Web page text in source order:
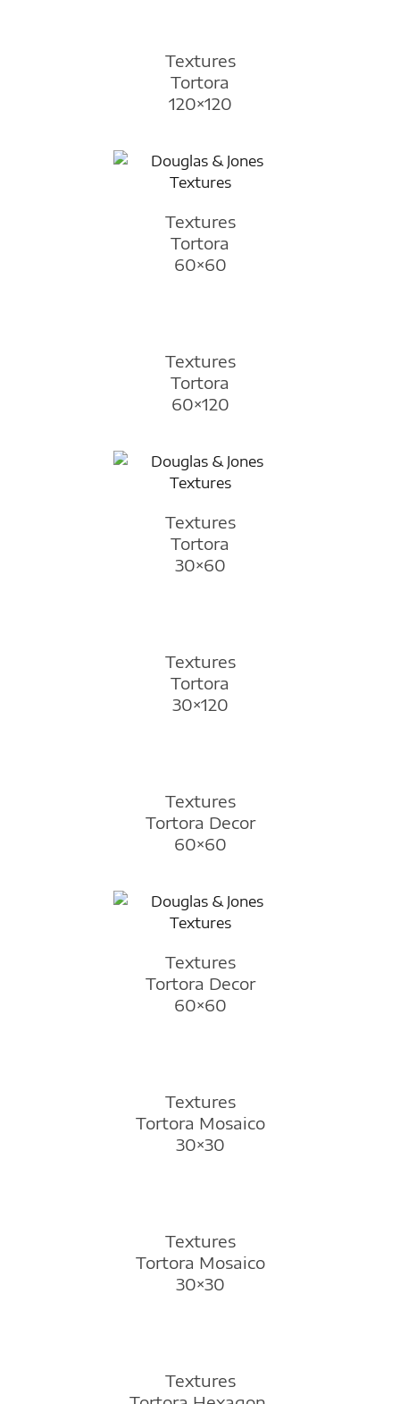
Textures
Tortora
120×120
Textures
Tortora
60×60
Textures
Tortora
60×120
Textures
Tortora
30×60
Textures
Tortora
30×120
Textures
Tortora Decor
60×60
Textures
Tortora Decor
60×60
Textures
Tortora Mosaico
30×30
Textures
Tortora Mosaico
30×30
Textures